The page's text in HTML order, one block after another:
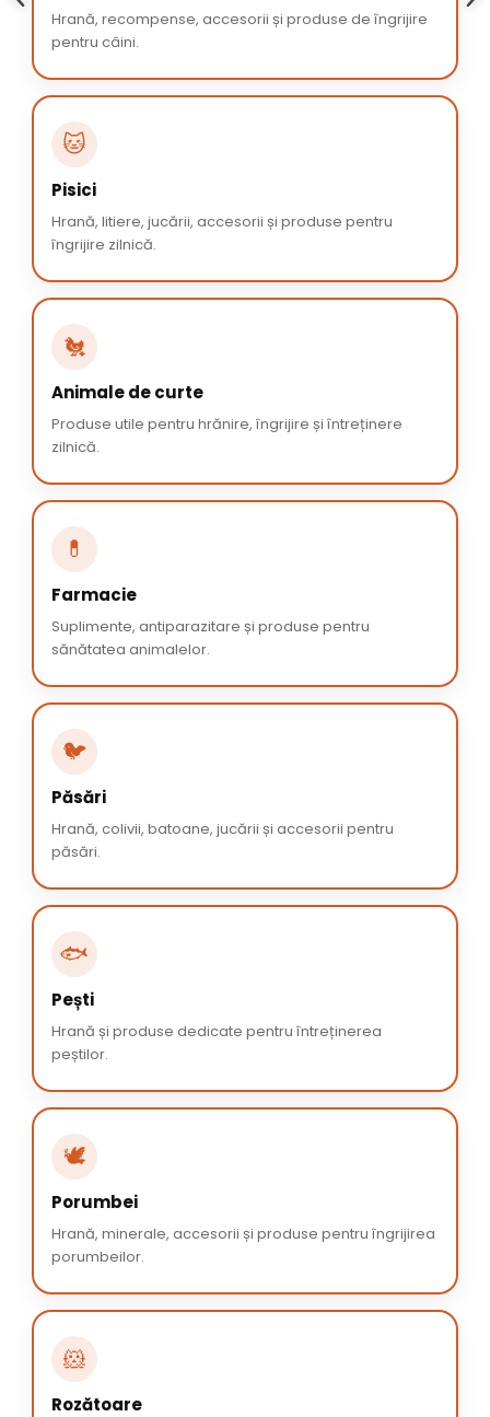
Hrană, recompense, accesorii și produse de îngrijire
pentru câini.
🐱
Pisici
Hrană, litiere, jucării, accesorii și produse pentru
îngrijire zilnică.
🐔
Animale de curte
Produse utile pentru hrănire, îngrijire și întreținere
zilnică.
💊
Farmacie
Suplimente, antiparazitare și produse pentru
sănătatea animalelor.
🐦
Păsări
Hrană, colivii, batoane, jucării și accesorii pentru
păsări.
🐟
Pești
Hrană și produse dedicate pentru întreținerea
peștilor.
🕊️
Porumbei
Hrană, minerale, accesorii și produse pentru îngrijirea
porumbeilor.
🐹
Rozătoare